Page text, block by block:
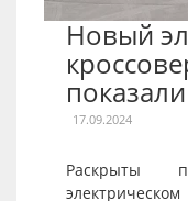
Новый
17.09.2024
Раскрыты